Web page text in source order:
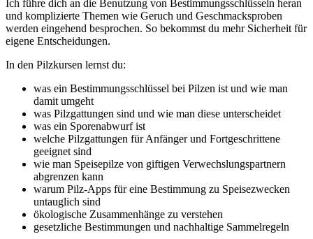
Ich führe dich an die Benutzung von Bestimmungsschlüsseln heran
und komplizierte Themen wie Geruch und Geschmacksproben
werden eingehend besprochen. So bekommst du mehr Sicherheit für
eigene Entscheidungen.
In den Pilzkursen lernst du:
was ein Bestimmungsschlüssel bei Pilzen ist und wie man
damit umgeht
was Pilzgattungen sind und wie man diese unterscheidet
was ein Sporenabwurf ist
welche Pilzgattungen für Anfänger und Fortgeschrittene
geeignet sind
wie man Speisepilze von giftigen Verwechslungspartnern
abgrenzen kann
warum Pilz-Apps für eine Bestimmung zu Speisezwecken
untauglich sind
ökologische Zusammenhänge zu verstehen
gesetzliche Bestimmungen und nachhaltige Sammelregeln